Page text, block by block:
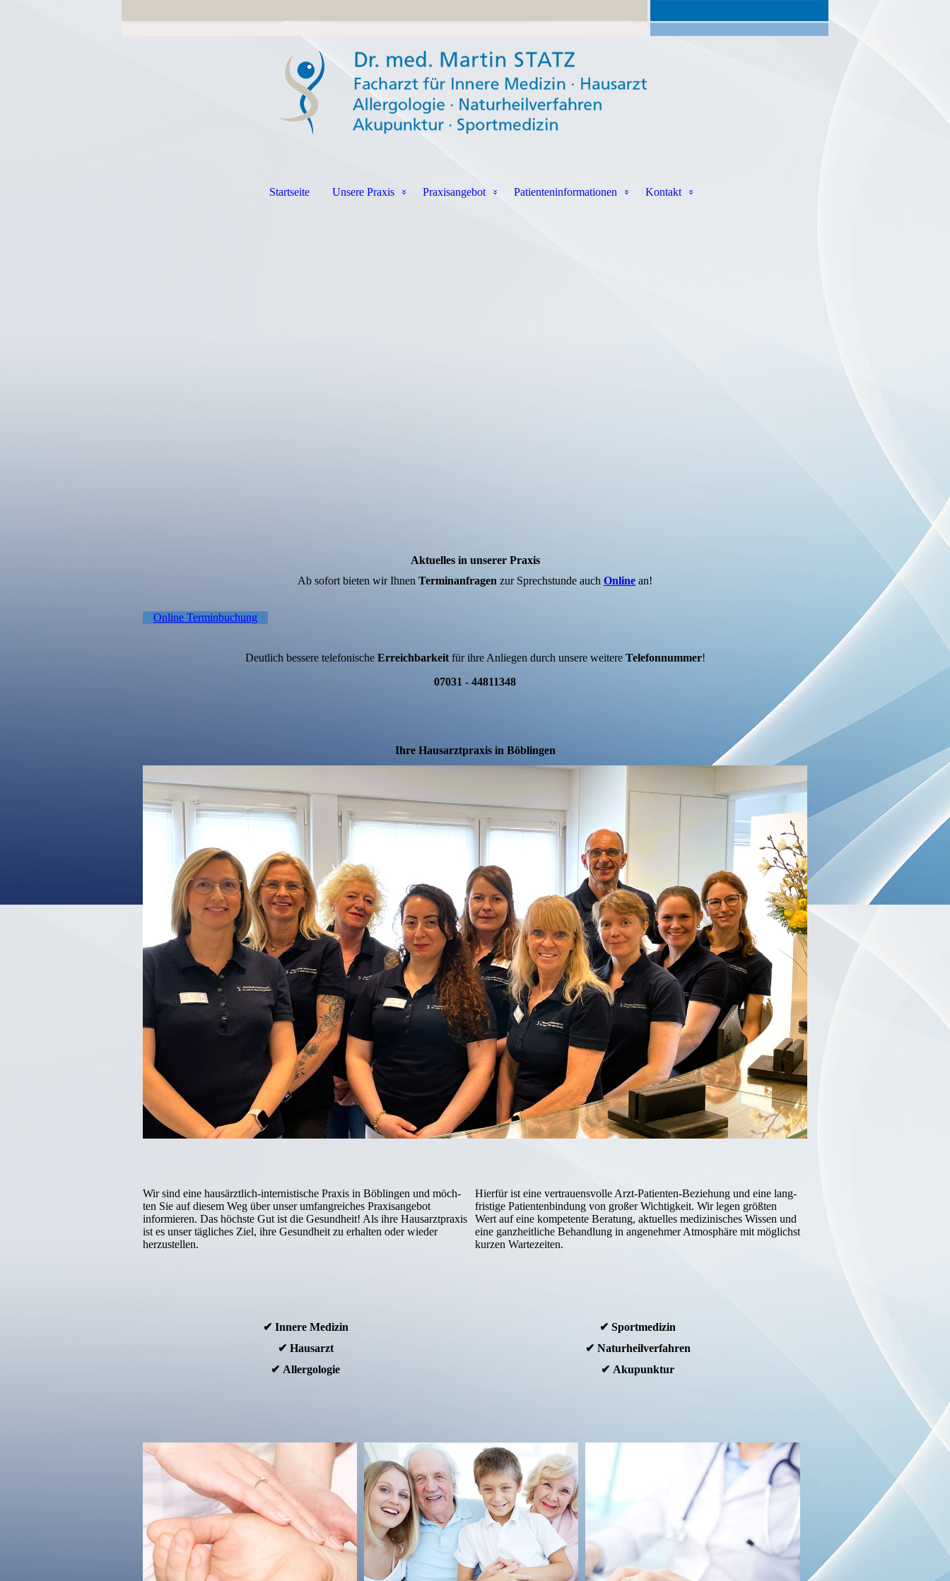
Startseite Unsere Praxis Praxisangebot Patienteninformationen Kontakt
Aktuelles in unserer Praxis
Ab sofort bieten wir Ihnen Terminanfragen zur Sprechstunde auch Online an!
Online Terminbuchung
Deutlich bessere telefonische Erreichbarkeitfür ihre Anliegen durch unsere weitere Telefonnummer!
07031 - 44811348
Ihre Hausarztpraxis in Böblingen
Wir sind eine hausärztlich-internist­ische Praxis in Böb­lingen und möch­
ten Sie auf diesem Weg über unser um­­­fangreiches Praxis­angebot
informieren. Das höchste Gut ist die Gesundheit! Als ihre Hausarztpraxis
ist es unser tägliches Ziel, ihre Gesund­heit zu erhalten oder wieder
herzustellen.
Hierfür ist eine vertrauensvolle Arzt-Patienten-Be­ziehung und eine lang­
fristige Patientenbindung von großer Wichtigkeit. Wir legen größten
Wert auf eine kompetente Beratung, aktuelles medizinisches Wissen und
eine ganz­heitliche Behandlung in angenehmer Atmo­sphäre mit mög­lichst
kurzen Wartezeiten.
✔ Innere Medizin
✔ Hausarzt
✔ Allergologie
✔ Sportmedizin
✔ Naturheilverfahren
✔ Akupunktur